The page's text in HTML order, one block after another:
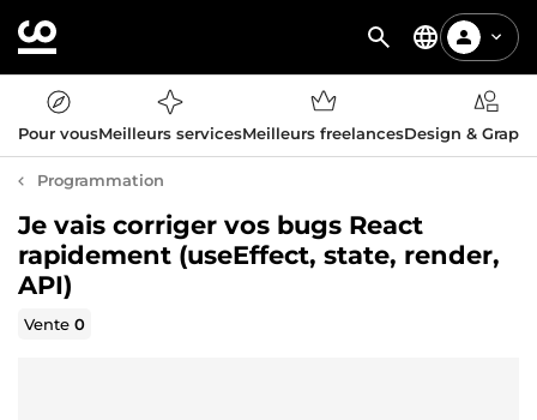
Pour vousMeilleurs servicesMeilleurs freelancesDesign &
Programmation
Je vais corriger vos bugs React
rapidement (useEffect, state, render,
API)
Vente0